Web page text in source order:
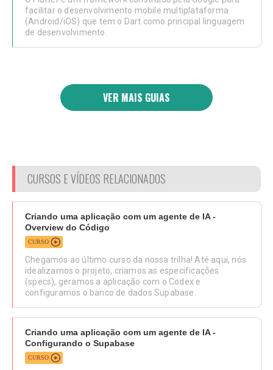
facilitar o desenvolvimento mobile multiplataforma
(Android/iOS) que tem o Dart como principal linguagem
de desenvolvimento.
VER MAIS GUIAS
CURSOS E VÍDEOS RELACIONADOS
Criando uma aplicação com um agente de IA -
Overview do Código
CURSO
Chegamos ao último curso da nossa trilha! Até aqui, nós
idealizamos o projeto, criamos as especificações
(specs), geramos a aplicação com o Codex e
configuramos o banco de dados Supabase.
Criando uma aplicação com um agente de IA -
Configurando o Supabase
CURSO